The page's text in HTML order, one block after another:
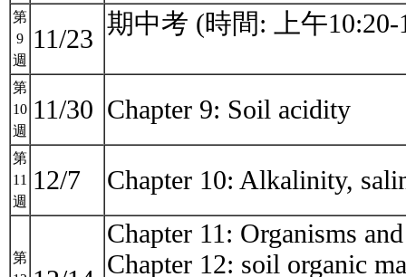
第
9
週
11/23 期中考 (時間: 上午
第
10
週
11/30 Chapter 9: Soil acidity
第
11
週
12/7 Chapter 10: Alkalinity,
第
Chapter 11: Organisms
Chapter 12: soil organic